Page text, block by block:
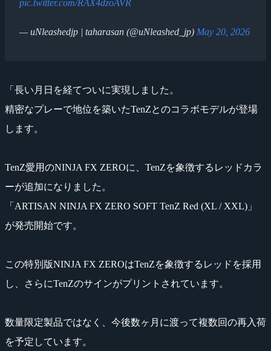
pic.twitter.com/RAX4dzoAVR
— uNleashedjp | taharasan (@uNleashed_jp) May 20, 2026
「長い月日を経てついに実現しました。
精密なプレーで地位を築いたTenZとのコラボモデルが登場
します。
TenZ愛用のNINJA FX ZEROに、TenZを象徴するレッドカラ
ーが追加になりました。
「ARTISAN NINJA FX ZERO SOFT TenZ Red (XL / XXL)」
が発売開始です。
この特別版NINJA FX ZEROはTenZを象徴するレッドを採用
し、さらにTenZのサインがプリントされています。
数量限定製品ではなく、今後数ヶ月に渡って複数回の再入荷
を予定しています。